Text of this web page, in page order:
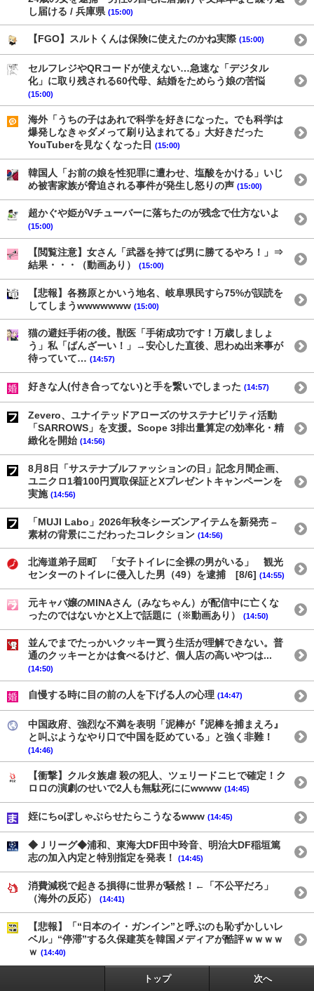
し届ける / 兵庫県 (15:00)
【FGO】スルトくんは保険に使えたのかね実際 (15:00)
セルフレジやQRコードが使えない…急速な「デジタル
化」に取り残される60代母、結婚をためらう娘の苦悩
(15:00)
海外「うちの子はあれで科学を好きになった。でも科学は
爆発しなきゃダメって刷り込まれてる」大好きだった
YouTuberを見なくなった日 (15:00)
韓国人「お前の娘を性犯罪に遭わせ、塩酸をかける」いじ
め被害家族が脅迫される事件が発生し怒りの声 (15:00)
超かぐや姫がVチューバーに落ちたのが残念で仕方ないよ
(15:00)
【閲覧注意】女さん「武器を持てば男に勝てるやろ！」⇒
結果・・・（動画あり）
(15:00)
【悲報】各務原とかいう地名、岐阜県民すら75%が誤読を
してしまうwwwwwww (15:00)
猫の避妊手術の後。獣医「手術成功です！万歳しましょ
う」私「ばんざーい！」→安心した直後、思わぬ出来事が
待っていて… (14:57)
好きな人(付き合ってない)と手を繋いでしまった (14:57)
Zevero、ユナイテッドアローズのサステナビリティ活動
「SARROWS」を支援。Scope 3排出量算定の効率化・精
緻化を開始 (14:56)
8月8日「サステナブルファッションの日」記念月間企画、
ユニクロ1着100円買取保証とXプレゼントキャンペーンを
実施 (14:56)
「MUJI Labo」2026年秋冬シーズンアイテムを新発売 –
素材の背景にこだわったコレクション (14:56)
北海道弟子屈町 「女子トイレに全裸の男がいる」 観光
センターのトイレに侵入した男（49）を逮捕 [8/6] (14:55)
元キャバ嬢のMINAさん（みなちゃん）が配信中に亡くな
ったのではないかとX上で話題に（※動画あり）
(14:50)
並んでまでたっかいクッキー買う生活が理解できない。普
通のクッキーとかは食べるけど、個人店の高いやつは...
(14:50)
自慢する時に目の前の人を下げる人の心理 (14:47)
中国政府、強烈な不満を表明「泥棒が『泥棒を捕まえろ』
と叫ぶようなやり口で中国を貶めている」と強く非難！
(14:46)
【衝撃】クルタ族虐 殺の犯人、ツェリードニヒで確定！ク
ロロの演劇のせいで2人も無駄死ににwwww (14:45)
姪にちoぽしゃぶらせたらこうなるwww (14:45)
◆Ｊリーグ◆浦和、東海大DF田中玲音、明治大DF稲垣篤
志の加入内定と特別指定を発表！
(14:45)
消費減税で起きる損得に世界が騒然！←「不公平だろ」
（海外の反応）
(14:41)
【悲報】「“日本のイ・ガンイン”と呼ぶのも恥ずかしいレ
ベル」“停滞”する久保建英を韓国メディアが酷評ｗｗｗｗ
ｗ (14:40)
トップ 次へ